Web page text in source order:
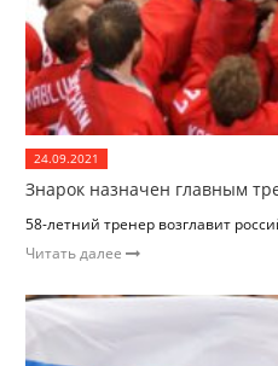
24.09.2021
Знарок назначен главным
58-летний тренер возглавит
Читать далее